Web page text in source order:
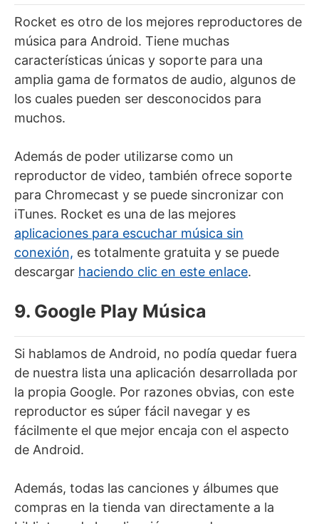
Rocket es otro de los mejores reproductores de
música para Android. Tiene muchas
características únicas y soporte para una
amplia gama de formatos de audio, algunos de
los cuales pueden ser desconocidos para
muchos.
Además de poder utilizarse como un
reproductor de video, también ofrece soporte
para Chromecast y se puede sincronizar con
iTunes. Rocket es una de las mejores
aplicaciones para escuchar música sin
conexión, es totalmente gratuita y se puede
descargar haciendo clic en este enlace.
9. Google Play Música
Si hablamos de Android, no podía quedar fuera
de nuestra lista una aplicación desarrollada por
la propia Google. Por razones obvias, con este
reproductor es súper fácil navegar y es
fácilmente el que mejor encaja con el aspecto
de Android.
Además, todas las canciones y álbumes que
compras en la tienda van directamente a la